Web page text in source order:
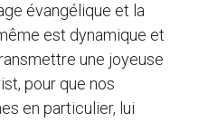
évangélique et la
est dynamique et
une joyeuse
pour que nos
en particulier, lui